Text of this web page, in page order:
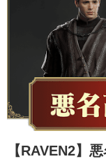
【RAVEN2】